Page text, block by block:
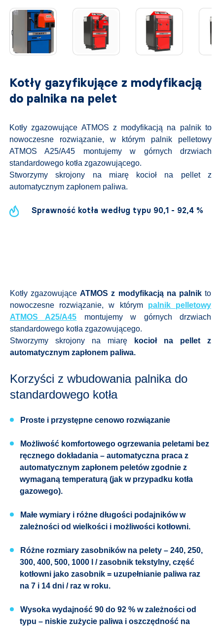
Kotły gazyfikujące z modyfikacją
do palnika na pelet
Kotły zgazowujące ATMOS z modyfikacją na palnik to
nowoczesne rozwiązanie, w którym palnik pelletowy
ATMOS A25/A45 montujemy w górnych drzwiach
standardowego kotła zgazowującego.
Stworzymy skrojony na miarę kocioł na pellet z
automatycznym zapłonem paliwa.
Sprawność kotła według typu 90,1 - 92,4 %
Kotły zgazowująceATMOS z modyfikacją na palnikto
nowoczesne rozwiązanie, w którym palnik pelletowy
ATMOS A25/A45 montujemy w górnych drzwiach
standardowego kotła zgazowującego.
Stworzymy skrojony na miarę
kocioł na pellet z
automatycznym zapłonem paliwa.
Korzyści z wbudowania palnika do
standardowego kotła
Proste i przystępne cenowo rozwiązanie
Możliwość komfortowego ogrzewania peletami bez
ręcznego dokładania – automatyczna praca z
automatycznym zapłonem peletów zgodnie z
wymaganą temperaturą (jak w przypadku kotła
gazowego).
Małe wymiary i różne długości podajników w
zależności od wielkości i możliwości kotłowni.
Różne rozmiary zasobników na pelety – 240, 250,
300, 400, 500, 1000 l / zasobnik tekstylny, część
kotłowni jako zasobnik = uzupełnianie paliwa raz
na 7 i 14 dni / raz w roku.
Wysoka wydajność 90 do 92 % w zależności od
typu – niskie zużycie paliwa i oszczędność na